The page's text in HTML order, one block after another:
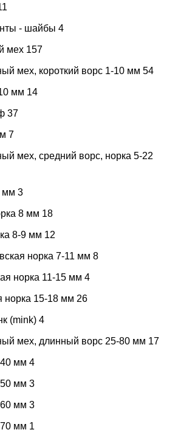
- шайбы 4
мех 157
мех, короткий ворс 1-10 мм 54
мм 14
37
7
мех, средний ворс, норка 5-22
мм 3
8 мм 18
8-9 мм 12
норка 7-11 мм 8
норка 11-15 мм 4
норка 15-18 мм 26
(mink) 4
мех, длинный ворс 25-80 мм 17
мм 4
мм 3
мм 3
мм 1